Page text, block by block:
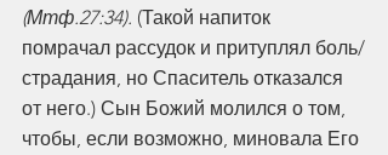
(Мтф.27:34). (Такой напиток
помрачал рассудок и притуплял боль/
страдания, но Спаситель отказался
от него.) Сын Божий молился о том,
чтобы, если возможно, миновала Его